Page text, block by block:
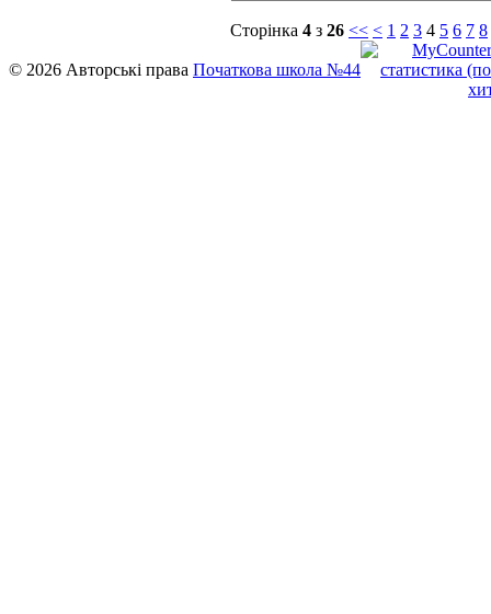
Сторінка 4 з 26 << < 1 2 3 4 5 6 7 8
© 2026 Авторські права Початкова школа №44